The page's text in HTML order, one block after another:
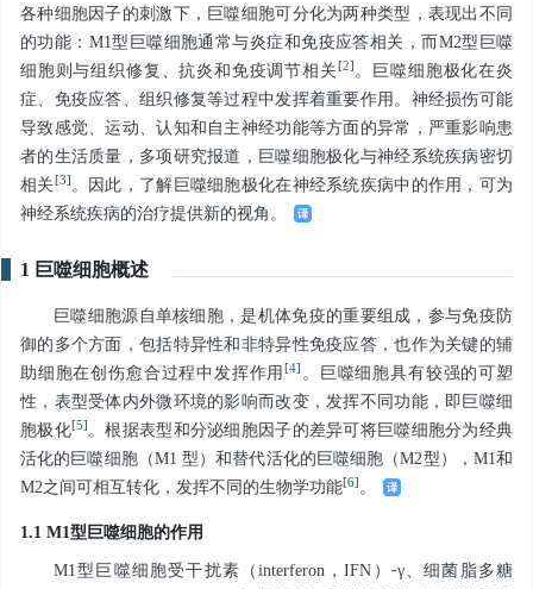
各种细胞因子的刺激下，巨噬细胞可分化为两种类型，表现出不同
的功能：M1型巨噬细胞通常与炎症和免疫应答相关，而M2型巨噬
细胞则与组织修复、抗炎和免疫调节相关[2] 。巨噬细胞极化在炎
症、免疫应答、组织修复等过程中发挥着重要作用。神经损伤可能
导致感觉、运动、认知和自主神经功能等方面的异常，严重影响患
者的生活质量，多项研究报道，巨噬细胞极化与神经系统疾病密切
相关[3] 。因此，了解巨噬细胞极化在神经系统疾病中的作用，可为
神经系统疾病的治疗提供新的视角。
1 巨噬细胞概述
巨噬细胞源自单核细胞，是机体免疫的重要组成，参与免疫防
御的多个方面，包括特异性和非特异性免疫应答，也作为关键的辅
助细胞在创伤愈合过程中发挥作用[4] 。巨噬细胞具有较强的可塑
性，表型受体内外微环境的影响而改变，发挥不同功能，即巨噬细
胞极化[5] 。根据表型和分泌细胞因子的差异可将巨噬细胞分为经典
活化的巨噬细胞（M1 型）和替代活化的巨噬细胞（M2型），M1和
M2之间可相互转化，发挥不同的生物学功能[6] 。
1.1 M1型巨噬细胞的作用
M1型巨噬细胞受干扰素（interferon，IFN）⁃γ、细菌脂多糖